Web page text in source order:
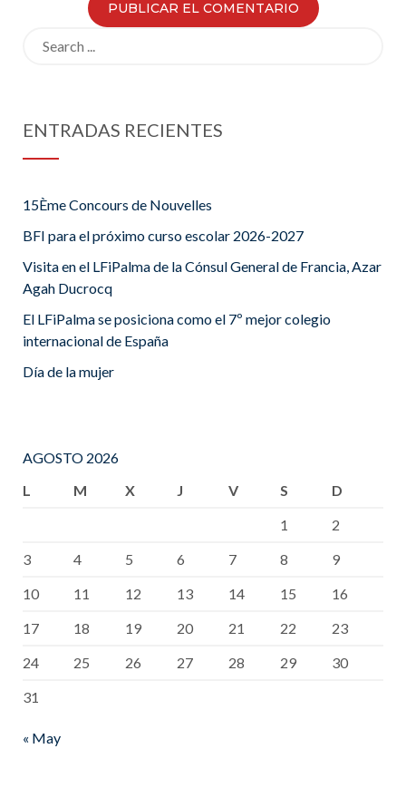
ENTRADAS RECIENTES
15Ème Concours de Nouvelles
BFI para el próximo curso escolar 2026-2027
Visita en el LFiPalma de la Cónsul General de Francia, Azar
Agah Ducrocq
El LFiPalma se posiciona como el 7º mejor colegio
internacional de España
Día de la mujer
AGOSTO 2026
L
M X J V S
D
1
2
3
4 5 6 7 8
9
10
11 12 13 14 15
16
17
18 19 20 21 22
23
24
25 26 27 28 29
30
31
« May